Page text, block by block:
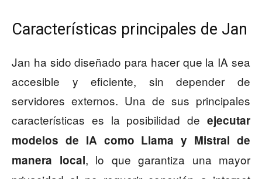
Características principales de Jan
Jan ha sido diseñado para hacer que la IA sea
accesible y eficiente, sin depender de
servidores externos. Una de sus principales
características es la posibilidad de ejecutar
modelos de IA como Llama y Mistral de
manera local, lo que garantiza una mayor